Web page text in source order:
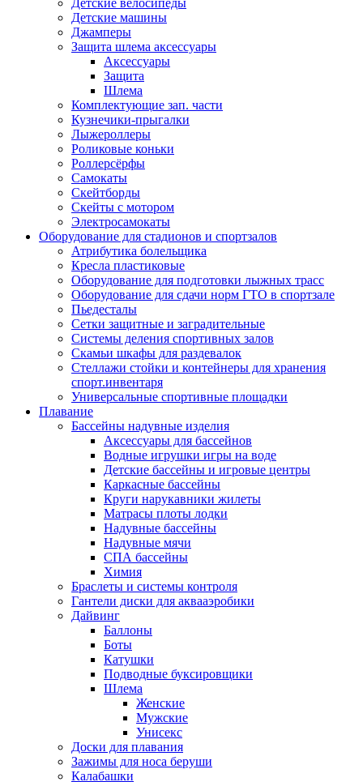
Детские велосипеды
Детские машины
Джамперы
Защита шлема аксессуары
Аксессуары
Защита
Шлема
Комплектующие зап. части
Кузнечики-прыгалки
Лыжероллеры
Роликовые коньки
Роллерсёрфы
Самокаты
Скейтборды
Скейты с мотором
Электросамокаты
Оборудование для стадионов и спортзалов
Атрибутика болельщика
Кресла пластиковые
Оборудование для подготовки лыжных трасс
Оборудование для сдачи норм ГТО в спортзале
Пьедесталы
Сетки защитные и заградительные
Системы деления спортивных залов
Скамьи шкафы для раздевалок
Стеллажи стойки и контейнеры для хранения
спорт.инвентаря
Универсальные спортивные площадки
Плавание
Бассейны надувные изделия
Аксессуары для бассейнов
Водные игрушки игры на воде
Детские бассейны и игровые центры
Каркасные бассейны
Круги нарукавники жилеты
Матрасы плоты лодки
Надувные бассейны
Надувные мячи
СПА бассейны
Химия
Браслеты и системы контроля
Гантели диски для аквааэробики
Дайвинг
Баллоны
Боты
Катушки
Подводные буксировщики
Шлема
Женские
Мужские
Унисекс
Доски для плавания
Зажимы для носа беруши
Калабашки